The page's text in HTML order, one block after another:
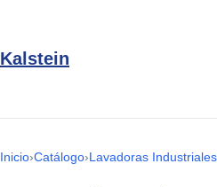
Kalstein
Inicio›Catálogo›Lavadoras Industriales